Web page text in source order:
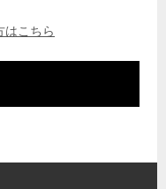
はこちら